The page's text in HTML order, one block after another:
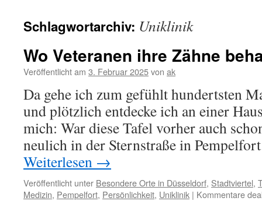
Schlagwortarchiv: Uniklinik
Wo Veteranen ihre Zähne
Veröffentlicht am 3. Februar 2025von ak
Da gehe ich zum gefühlt hundertsten
und plötzlich entdecke ich an einer
mich: War diese Tafel vorher auch
neulich in der Sternstraße in
Weiterlesen →
Veröffentlicht unter Besondere Orte in Düsseldorf, Stadtviertel,
Medizin, Pempelfort, Persönlichkeit, Uniklinik | Kommentare